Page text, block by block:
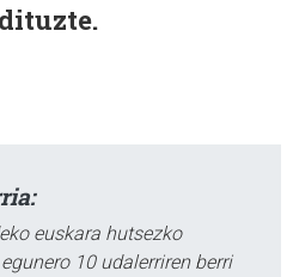
euskara hutsezko
10 udalerriren berri